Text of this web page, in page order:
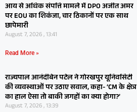
आय से अधिक संपत्ति मामले में DPO अजीत अमर
पर EOU का शिकंजा, चार ठिकानों पर एक साथ
छापेमारी
August 7, 2026 , 13:41
Read More »
राज्यपाल आनंदीबेन पटेल ने गोरखपुर यूनिवर्सिटी
की व्यवस्थाओं पर उठाए सवाल, कहा- ‘CM के क्षेत्र
का हाल ऐसा तो बाकी जगहों का क्या होगा?’
August 7, 2026 , 13:39